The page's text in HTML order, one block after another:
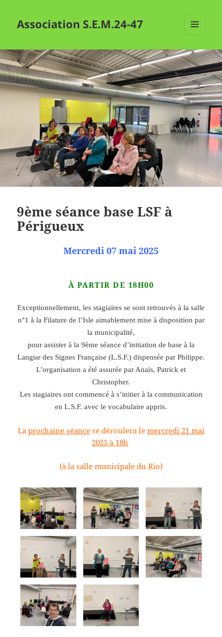
Association S.E.M.24-47
WIDGETS
9ème séance base LSF à
Périgueux
Mercredi 07 mai 2025
À PARTIR DE 18H00
Exceptionnellement, les stagiaires se sont retrouvés à la salle
n°1 à la Filature de l’Isle aimablement mise à disposition par
la municipalité,
pour assister à la 9ème séance d’initiation de base à la
Langue des Signes Française (L.S.F.) dispensée par Philippe.
L’organisation a été assurée par Anaïs, Patrick et
Christopher.
Les stagiaires ont commencé à s’initier à la communication
en L.S.F. avec le vocabulaire appris.
La prochaine séancese déroulera le mercredi 21 mai
2025 à 18h
(à la salle municipale du Rio)